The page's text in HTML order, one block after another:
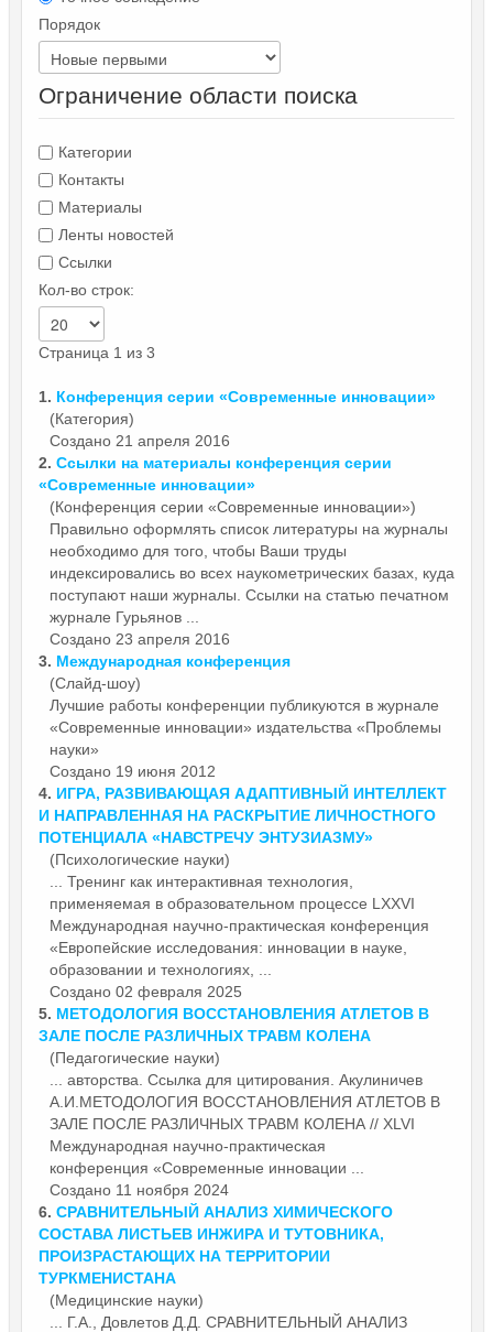
Порядок
Ограничение области поиска
Категории
Контакты
Материалы
Ленты новостей
Ссылки
Кол-во строк:
Страница 1 из 3
1. Конференция серии «Современные инновации»
(Категория)
Создано 21 апреля 2016
2. Ссылки на материалы конференция серии
«Современные инновации»
(Конференция серии «Современные инновации»)
Правильно оформлять список литературы на журналы
необходимо для того, чтобы Ваши труды
индексировались во всех наукометрических базах, куда
поступают наши журналы. Ссылки на статью печатном
журнале Гурьянов ...
Создано 23 апреля 2016
3. Международная конференция
(Слайд-шоу)
Лучшие работы конференции публикуются в журнале
«Современные инновации» издательства «Проблемы
науки»
Создано 19 июня 2012
4. ИГРА, РАЗВИВАЮЩАЯ АДАПТИВНЫЙ ИНТЕЛЛЕКТ
И НАПРАВЛЕННАЯ НА РАСКРЫТИЕ ЛИЧНОСТНОГО
ПОТЕНЦИАЛА «НАВСТРЕЧУ ЭНТУЗИАЗМУ»
(Психологические науки)
... Тренинг как интерактивная технология,
применяемая в образовательном процессе LXXVI
Международная научно-практическая конференция
«Европейские исследования: инновации в науке,
образовании и технологиях, ...
Создано 02 февраля 2025
5. МЕТОДОЛОГИЯ ВОССТАНОВЛЕНИЯ АТЛЕТОВ В
ЗАЛЕ ПОСЛЕ РАЗЛИЧНЫХ ТРАВМ КОЛЕНА
(Педагогические науки)
... авторства. Ссылка для цитирования. Акулиничев
А.И.МЕТОДОЛОГИЯ ВОССТАНОВЛЕНИЯ АТЛЕТОВ В
ЗАЛЕ ПОСЛЕ РАЗЛИЧНЫХ ТРАВМ КОЛЕНА // XLVI
Международная научно-практическая
конференция «Современные инновации ...
Создано 11 ноября 2024
6. СРАВНИТЕЛЬНЫЙ АНАЛИЗ ХИМИЧЕСКОГО
СОСТАВА ЛИСТЬЕВ ИНЖИРА И ТУТОВНИКА,
ПРОИЗРАСТАЮЩИХ НА ТЕРРИТОРИИ
ТУРКМЕНИСТАНА
(Медицинские науки)
... Г.А., Довлетов Д.Д. СРАВНИТЕЛЬНЫЙ АНАЛИЗ